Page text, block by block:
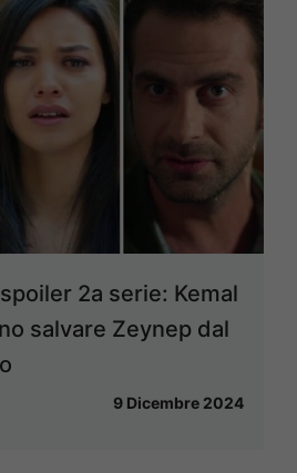
2a serie: Kemal
salvare Zeynep dal
9 Dicembre 2024